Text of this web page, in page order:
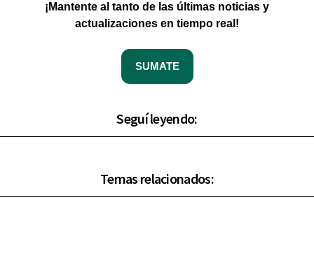
¡Mantente al tanto de las últimas noticias y
actualizaciones en tiempo real!
SUMATE
Seguí leyendo:
Temas relacionados: